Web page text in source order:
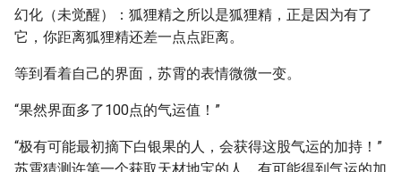
幻化（未觉醒）：狐狸精之所以是狐狸精，正是因为有了
它，你距离狐狸精还差一点点距离。
等到看着自己的界面，苏霄的表情微微一变。
“果然界面多了100点的气运值！”
“极有可能最初摘下白银果的人，会获得这股气运的加持！”